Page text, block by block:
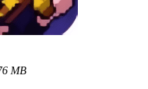
MB